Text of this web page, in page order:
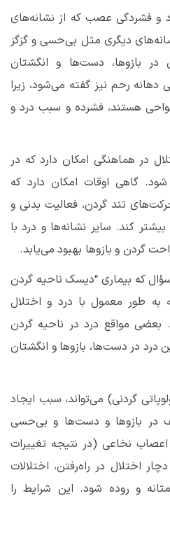
و فشردگی عصب که از نشانه‌های
دیگری مثل بی‌حسی و گزگز
بازوها، دست‌ها و انگشتان
دهانه رحم نیز گفته می‌شود، زیرا
هستند، فشرده و سبب درد و
در هماهنگی امکان دارد که در
گاهی اوقات امکان دارد که
تند گردن، فعالیت بدنی و
کند. سایر نشانه‌ها و درد با
گردن و بازوها بهبود می‌یابد.
که بیماری “دیسک ناحیه گردن
به طور معمول با درد و اختلال
بعضی مواقع درد در ناحیه گردن
در دست‌ها، بازوها و انگشتان
گردنی) می‌تواند، سبب ایجاد
در بازوها و دست‌ها و بی‌حسی
نخاعی (در نتیجه تغییرات
اختلال در راه‌رفتن، اختلالات
و روده شود. این شرایط را